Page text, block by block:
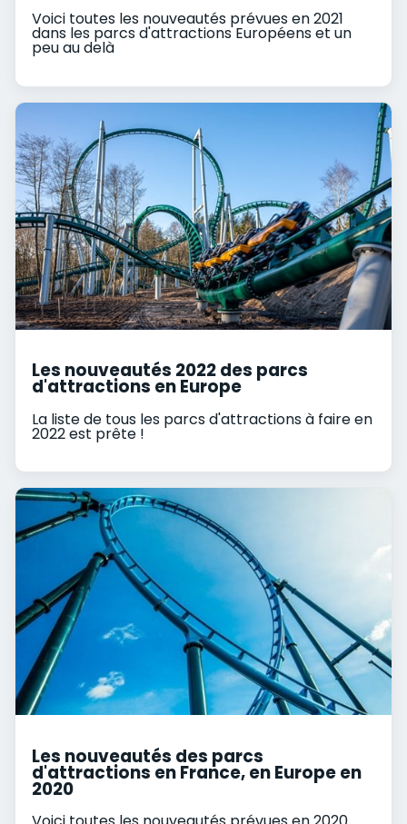
Voici toutes les nouveautés prévues en 2021
dans les parcs d'attractions Européens et un
peu au delà
Les nouveautés 2022 des parcs
d'attractions en Europe
La liste de tous les parcs d'attractions à faire en
2022 est prête !
Les nouveautés des parcs
d'attractions en France, en Europe en
2020